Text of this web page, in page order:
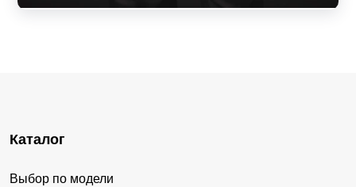
Каталог
Выбор по модели